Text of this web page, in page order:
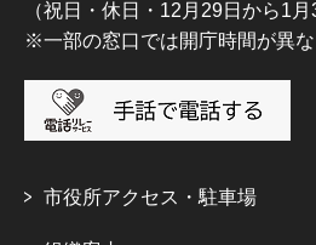
（祝日・休日・12月29日から1月
※一部の窓口では開庁時間が異
市役所アクセス・駐車場